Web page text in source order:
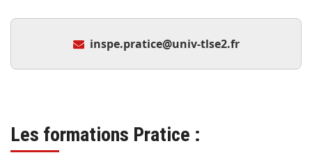
inspe.pratice@univ-tlse2.fr
Les formations Pratice :